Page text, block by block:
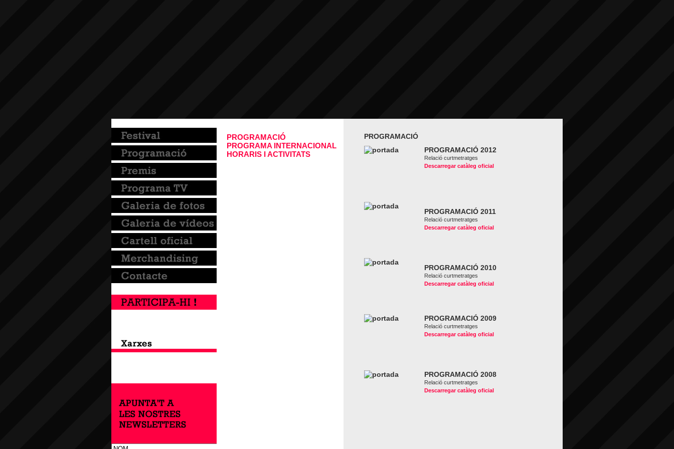
PROGRAMACIÓ
PROGRAMA INTERNACIONAL
HORARIS I ACTIVITATS
PROGRAMACIÓ
PROGRAMACIÓ 2012
Relació curtmetratges
Descarregar catàleg oficial
PROGRAMACIÓ 2011
Relació curtmetratges
Descarregar catàleg oficial
PROGRAMACIÓ 2010
Relació curtmetratges
Descarregar catàleg oficial
PROGRAMACIÓ 2009
Relació curtmetratges
Descarregar catàleg oficial
PROGRAMACIÓ 2008
Relació curtmetratges
Descarregar catàleg oficial